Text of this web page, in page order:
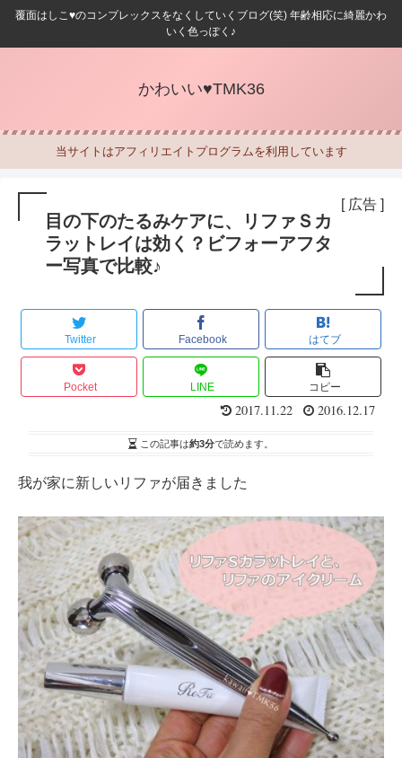
覆面はしこ♥のコンプレックスをなくしていくブログ(笑) 年齢相応に綺麗かわ
いく色っぽく♪
かわいい♥TMK36
当サイトはアフィリエイトプログラムを利用しています
[ 広告 ]
目の下のたるみケアに、リファＳカ
ラットレイは効く？ビフォーアフタ
ー写真で比較♪
Twitter Facebook はてブ
Pocket LINE コピー
2017.11.22 2016.12.17
この記事は約3分で読めます。
我が家に新しいリファが届きました